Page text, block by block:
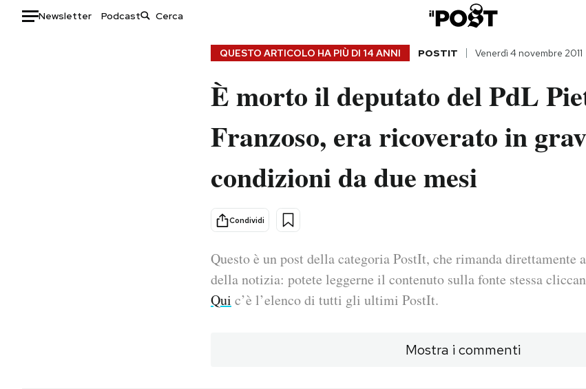
Newsletter Podcast
Storie/Idee
Altrecose
Mondiali calcio 2026
QUESTO ARTICOLO HA PIÙ DI 14 ANNI POSTIT Venerdì 4 novembre 2011
È morto il deputato del PdL
Franzoso, era ricoverato in
condizioni da due mesi
Condividi
Questo è un post della categoria PostIt, che rimanda direttamente
della notizia: potete leggerne il contenuto sulla fonte stessa
Qui c’è l’elenco di tutti gli ultimi PostIt.
Mostra i commenti